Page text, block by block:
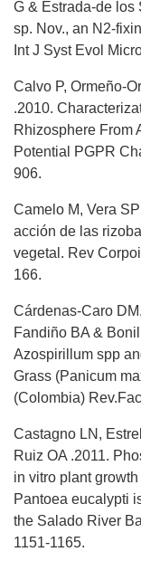
G & Estrada-de los
sp. Nov., an N2-
Int J Syst Evol
Calvo P, Ormeño-
.2010.
Rhizosphere From
Potential PGPR
906.
Camelo M, Vera
acción de las
vegetal. Rev
166.
Cárdenas-Caro
Fandiño BA &
Azospirillum spp
Grass (Panicum
(Colombia)
Castagno LN,
Ruiz OA .2011.
in vitro plant
Pantoea eucalypti
the Salado River
1151-1165.